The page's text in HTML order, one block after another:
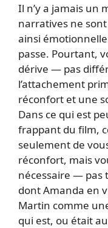
Il n’y a jamais un
narratives ne
ainsi
passe. Pourtant,
dérive — pas
l’attachement
réconfort et une
Dans ce qui est
frappant du film,
seulement de
réconfort, mais
nécessaire — pas
dont Amanda en
Martin comme
qui est, ou était